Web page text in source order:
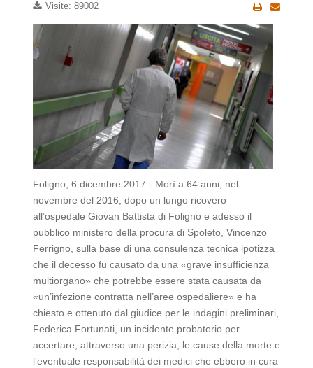
Visite: 89002
Foligno, 6 dicembre 2017 - Morì a 64 anni, nel
novembre del 2016, dopo un lungo ricovero
all’ospedale Giovan Battista di Folignoe adesso il
pubblico ministero della procura di Spoleto, Vincenzo
Ferrigno, sulla base di una consulenza tecnica ipotizza
che il decesso fu causato da una «grave insufficienza
multiorgano» che potrebbe essere stata causata da
«un’infezione contratta nell’aree ospedaliere» e ha
chiesto e ottenuto dal giudice per le indagini preliminari,
Federica Fortunati, un incidente probatorio per
accertare, attraverso una perizia, le cause della morte e
l’eventuale responsabilità dei medici che ebbero in cura